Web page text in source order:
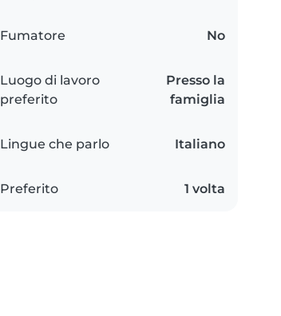
Fumatore No
Luogo di lavoro
preferito
Presso la
famiglia
Lingue che parlo Italiano
Preferito 1 volta